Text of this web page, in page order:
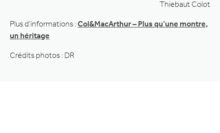
Thiebaut Colot
Plus d’informations :Col&MacArthur – Plus qu’une montre,
un héritage
Crédits photos : DR